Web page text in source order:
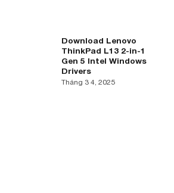
Download Lenovo
ThinkPad L13 2-in-1
Gen 5 Intel Windows
Drivers
Tháng 3 4, 2025